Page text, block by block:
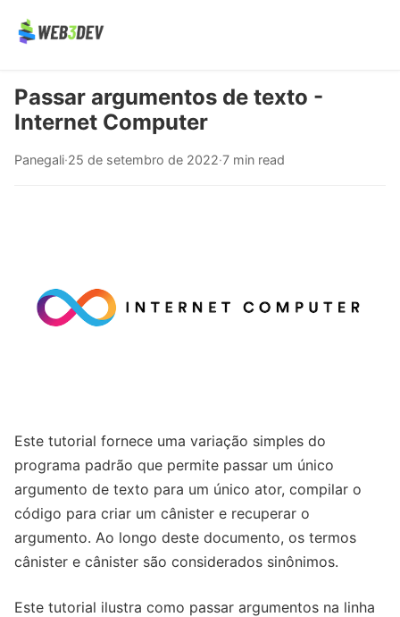
Passar argumentos de texto -
Internet Computer
Panegali·25 de setembro de 2022·7 min read
Este tutorial fornece uma variação simples do
programa padrão que permite passar um único
argumento de texto para um único ator, compilar o
código para criar um cânister e recuperar o
argumento. Ao longo deste documento, os termos
cânister e cânister são considerados sinônimos.
Este tutorial ilustra como passar argumentos na linha